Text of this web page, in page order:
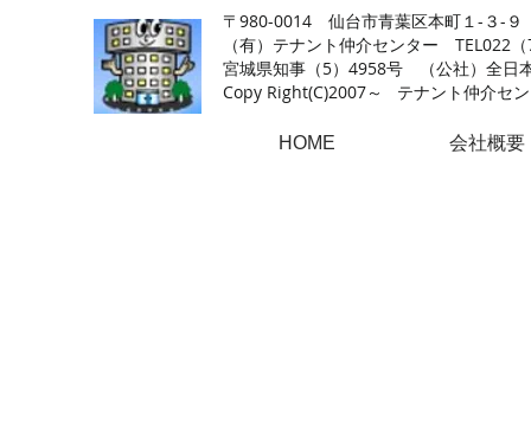
〒980-0014 仙台市青葉区本町１-３-９
（有）テナント仲介センター TEL022
宮城県知事（5）4958号 （公社）全日
Copy Right(C)2007～ テナント仲介セ
HOME 会社概要